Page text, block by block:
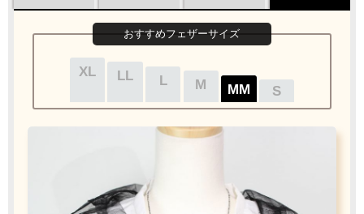
ペンダントの状態でお届け致します
ラッピング
1商品¥1,100
最適なケースで
お届けします
『お支払い手続き』のリンクから
カード情報をご入力下さい
おすすめフェザーサイズ
LL L M MM S
おすすめフェザーサイズ
LL L M MM S
おすすめフェザーサイズ
LL L M MM S
おすすめフェザーサイズ
XL LL L M MM S